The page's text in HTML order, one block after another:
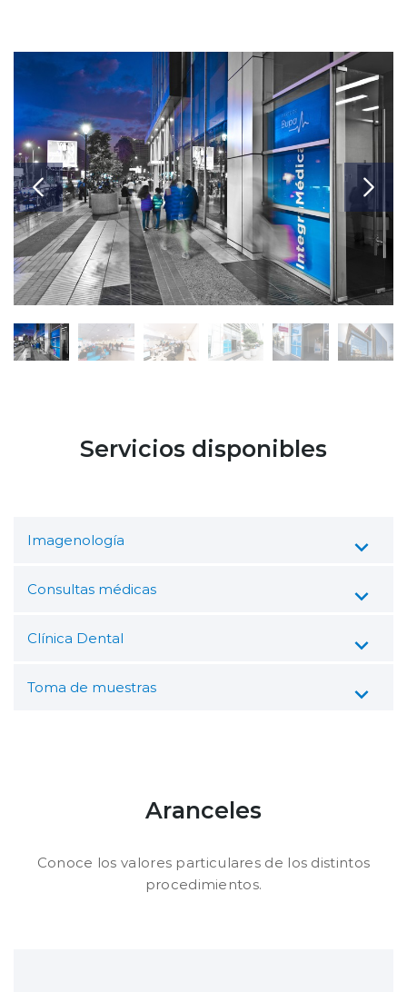
Servicios disponibles
Imagenología
Consultas médicas
Clínica Dental
Toma de muestras
Aranceles
Conoce los valores particulares de los distintos
procedimientos.